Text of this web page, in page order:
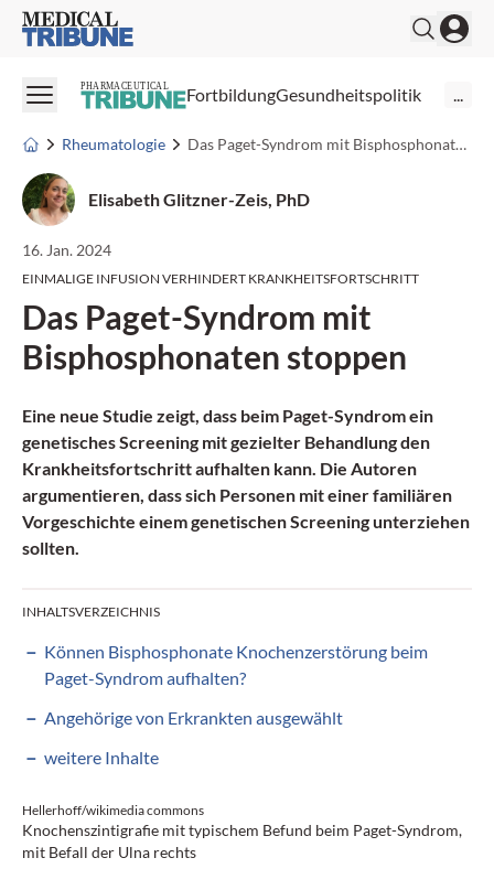
Medical Tribune
PHARMACEUTICAL FortbildungGesundheitspolitik ...
Rheumatologie Das Paget-Syndrom mit Bisphosphonaten stoppen
Elisabeth Glitzner-Zeis, PhD
16. Jan. 2024
EINMALIGE INFUSION VERHINDERT KRANKHEITSFORTSCHRITT
Das Paget-Syndrom mit
Bisphosphonaten stoppen
Eine neue Studie zeigt, dass beim Paget-Syndromein
genetisches Screening mit gezielter Behandlung den
Krankheitsfortschritt aufhalten kann. Die Autoren
argumentieren, dass sich Personen mit einer familiären
Vorgeschichte einem genetischen Screening unterziehen
sollten.
INHALTSVERZEICHNIS
Können Bisphosphonate Knochenzerstörung beim
Paget-Syndrom aufhalten?
Angehörige von Erkrankten ausgewählt
weitere Inhalte
Hellerhoff/wikimedia commons
Knochenszintigrafie mit typischem Befund beim Paget-Syndrom,
mit Befall der Ulna rechts